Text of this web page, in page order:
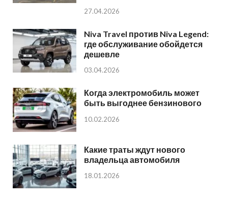
27.04.2026
Niva Travel против Niva Legend:
где обслуживание обойдется
дешевле
03.04.2026
Когда электромобиль может
быть выгоднее бензинового
10.02.2026
Какие траты ждут нового
владельца автомобиля
18.01.2026